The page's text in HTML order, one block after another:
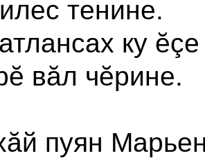
тенине.
ку ĕçе
вăл чĕрине.
пуян